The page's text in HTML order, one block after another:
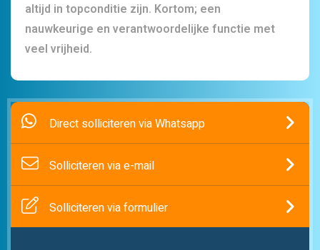
altijd in topconditie zijn. Kortom; een
nauwkeurige en verantwoordelijke functie met
veel vrijheid.
Direct solliciteren via Whatsapp
Solliciteren via e-mail
Solliciteren via formulier